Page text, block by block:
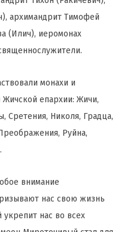
архимандрит Тимофей
(Илич), иеромонах
монахи и
епархии: Жичи,
Сретения, Николя, Градца,
Руйна,
внимание
нас свою жизнь
нас во всех